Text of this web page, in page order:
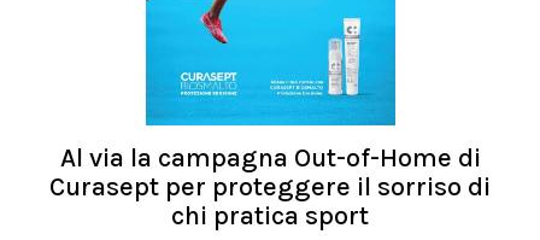
Al via la campagna Out-of-Home di
Curasept per proteggere il sorriso di
chi pratica sport